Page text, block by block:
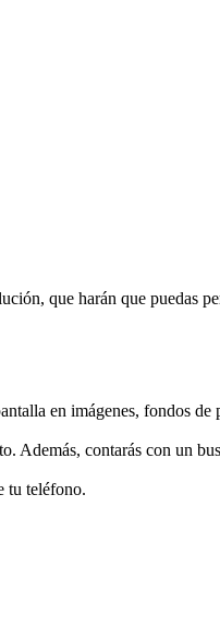
que harán que puedas
en imágenes, fondos
Además, contarás con un
tu teléfono.